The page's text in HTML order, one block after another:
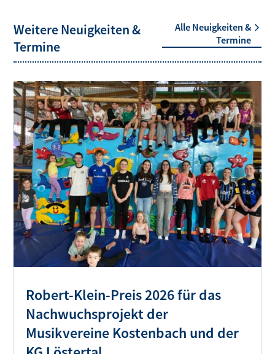
Weitere Neuigkeiten &
Termine
Alle Neuigkeiten &
Termine
Robert-Klein-Preis 2026 für das
Nachwuchsprojekt der
Musikvereine Kostenbach und der